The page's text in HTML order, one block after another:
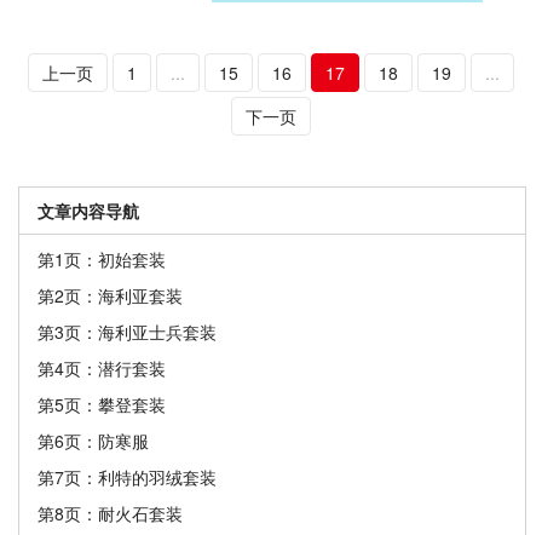
上一页 1 ... 15 16 17 18 19
...
下一页
文章内容导航
第1页：初始套装
第2页：海利亚套装
第3页：海利亚士兵套装
第4页：潜行套装
第5页：攀登套装
第6页：防寒服
第7页：利特的羽绒套装
第8页：耐火石套装